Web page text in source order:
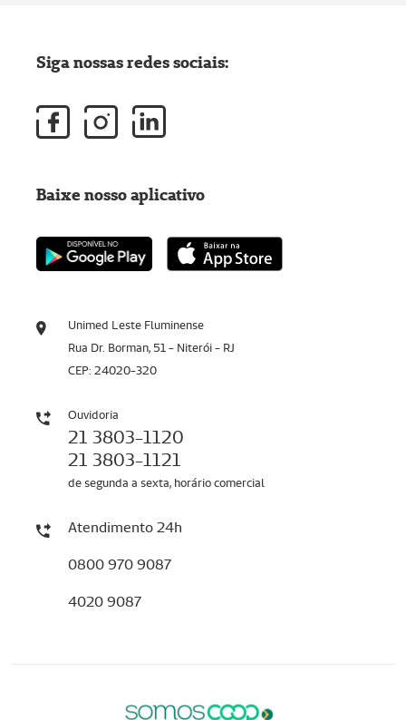
Unimed Leste Fluminense
Rua Dr. Borman, 51 - Niterói - RJ
CEP: 24020-320
Ouvidoria
21 3803-1120
21 3803-1121
de segunda a sexta, horário comercial
Atendimento 24h
0800 970 9087
4020 9087
Siga nossas redes sociais:
Baixe nosso aplicativo